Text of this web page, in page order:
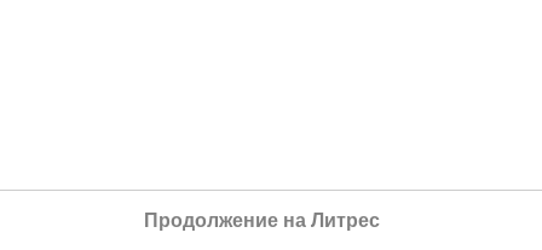
Продолжение на Литрес